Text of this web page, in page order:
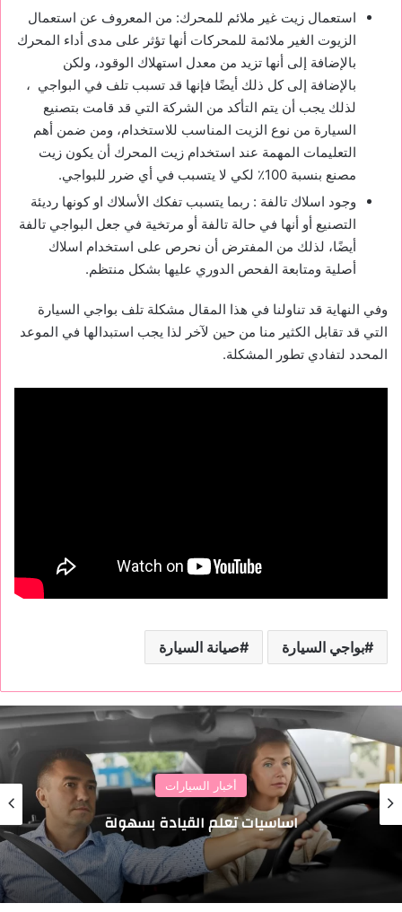
استعمال زيت غير ملائم للمحرك: من المعروف عن استعمال
الزيوت الغير ملائمة للمحركات أنها تؤثر على مدى أداء المحرك
بالإضافة إلى أنها تزيد من معدل استهلاك الوقود، ولكن
بالإضافة إلى كل ذلك أيضًا فإنها قد تسبب تلف في البواجي ،
لذلك يجب أن يتم التأكد من الشركة التي قد قامت بتصنيع
السيارة من نوع الزيت المناسب للاستخدام، ومن ضمن أهم
التعليمات المهمة عند استخدام زيت المحرك أن يكون زيت
مصنع بنسبة 100٪ لكي لا يتسبب في أي ضرر للبواجي.
وجود اسلاك تالفة : ربما يتسبب تفكك الأسلاك او كونها رديئة
التصنيع أو أنها في حالة تالفة أو مرتخية في جعل البواجي تالفة
أيضًا، لذلك من المفترض أن نحرص على استخدام اسلاك
أصلية ومتابعة الفحص الدوري عليها بشكل منتظم.
وفي النهاية قد تناولنا في هذا المقال مشكلة تلف بواجي السيارة
التي قد تقابل الكثير منا من حين لآخر لذا يجب استبدالها في الموعد
المحدد لتفادي تطور المشكلة.
بواجي السيارة صيانة السيارة
أخبار السيارات
اساسيات تعلم القيادة بسهولة